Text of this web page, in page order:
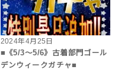
2024年4月25日
■《5/3～5/6》古着部門ゴール
デンウィークガチャ■